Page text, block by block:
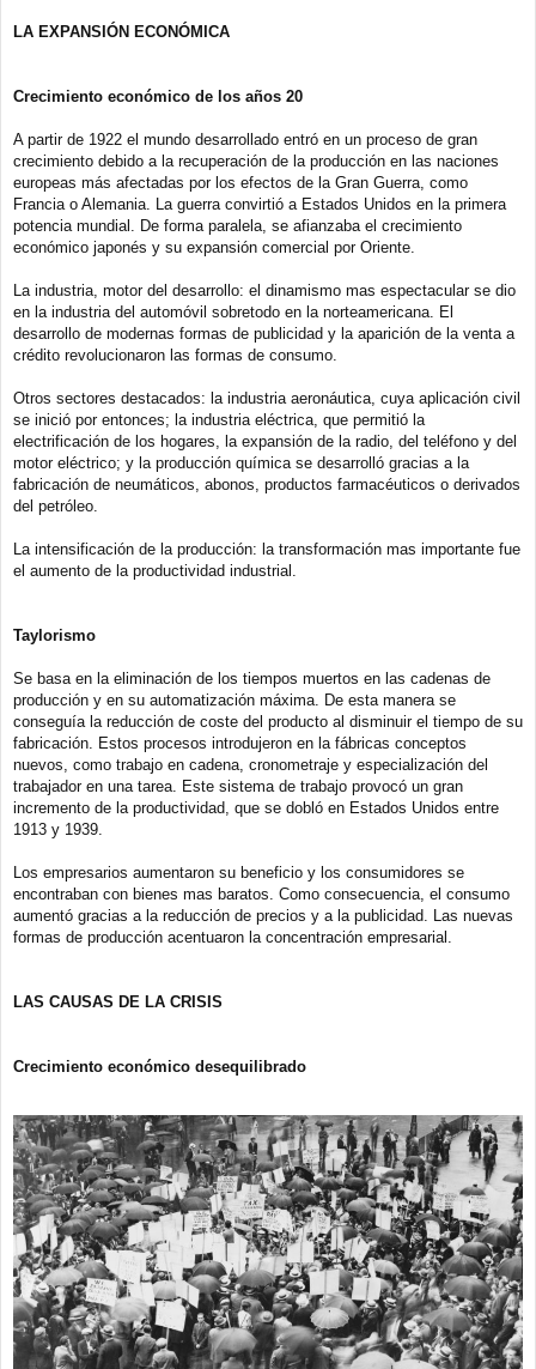
LA EXPANSIÓN ECONÓMICA
Crecimiento económico de los años 20
A partir de 1922 el mundo desarrollado entró en un proceso de gran
crecimiento debido a la recuperación de la producción en las naciones
europeas más afectadas por los efectos de la Gran Guerra, como
Francia o Alemania. La guerra convirtió a Estados Unidos en la primera
potencia mundial. De forma paralela, se afianzaba el crecimiento
económico japonés y su expansión comercial por Oriente.
La industria, motor del desarrollo: el dinamismo mas espectacular se dio
en la industria del automóvil sobretodo en la norteamericana. El
desarrollo de modernas formas de publicidad y la aparición de la venta a
crédito revolucionaron las formas de consumo.
Otros sectores destacados: la industria aeronáutica, cuya aplicación civil
se inició por entonces; la industria eléctrica, que permitió la
electrificación de los hogares, la expansión de la radio, del teléfono y del
motor eléctrico; y la producción química se desarrolló gracias a la
fabricación de neumáticos, abonos, productos farmacéuticos o derivados
del petróleo.
La intensificación de la producción: la transformación mas importante fue
el aumento de la productividad industrial.
Taylorismo
Se basa en la eliminación de los tiempos muertos en las cadenas de
producción y en su automatización máxima. De esta manera se
conseguía la reducción de coste del producto al disminuir el tiempo de su
fabricación. Estos procesos introdujeron en la fábricas conceptos
nuevos, como trabajo en cadena, cronometraje y especialización del
trabajador en una tarea. Este sistema de trabajo provocó un gran
incremento de la productividad, que se dobló en Estados Unidos entre
1913 y 1939.
Los empresarios aumentaron su beneficio y los consumidores se
encontraban con bienes mas baratos. Como consecuencia, el consumo
aumentó gracias a la reducción de precios y a la publicidad. Las nuevas
formas de producción acentuaron la concentración empresarial.
LAS CAUSAS DE LA CRISIS
Crecimiento económico desequilibrado